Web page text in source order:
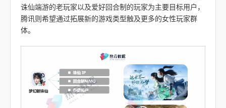
诛仙端游的老玩家以及爱好回合制的玩家为主要目标用户，
腾讯则希望通过拓展新的游戏类型触及更多的女性玩家群
体。